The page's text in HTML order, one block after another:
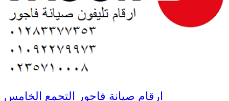
ارقام صيانة فاجور التجمع الخامس